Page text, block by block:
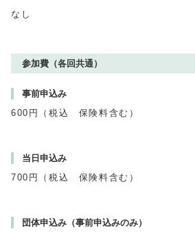
なし
参加費（各回共通）
事前申込み
600円（税込 保険料含む）
当日申込み
700円（税込 保険料含む）
団体申込み（事前申込みのみ）